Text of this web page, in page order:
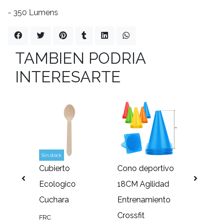
- 350 Lumens
TAMBIEN PODRIA
INTERESARTE
Sin stock
Cubierto
Ecologico
Cuchara
FRC
Cono deportivo
18CM Agilidad
Entrenamiento
Crossfit